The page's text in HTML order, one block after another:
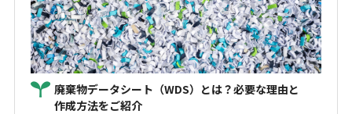
廃棄物データシート（WDS）とは？必要な理由と
作成方法をご紹介